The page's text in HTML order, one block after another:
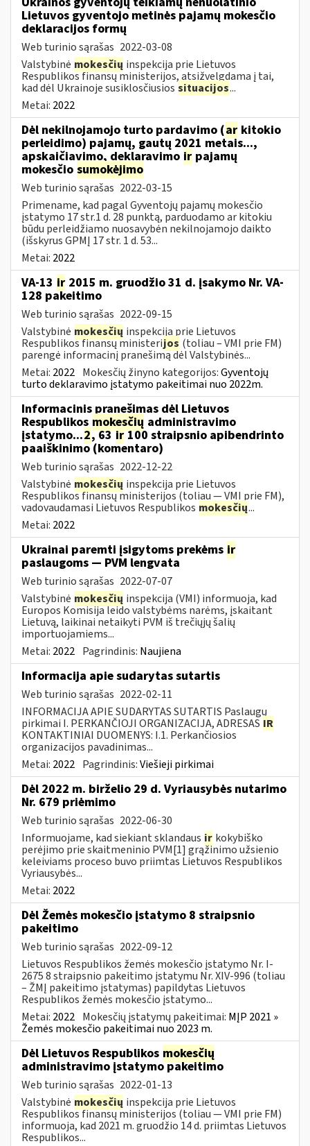
Lietuvos gyventojo metinės pajamų mokesčio
deklaracijos formų
Web turinio sąrašas 2022-03-08
Valstybinė mokesčių inspekcija prie Lietuvos
Respublikos finansų ministerijos, atsižvelgdama į tai,
kad dėl Ukrainoje susiklosčiusios situacijos...
Metai: 2022
Dėl nekilnojamojo turto pardavimo (ar kitokio
perleidimo) pajamų, gautų 2021 metais...,
apskaičiavimo, deklaravimo ir pajamų
mokesčio sumokėjimo
Web turinio sąrašas 2022-03-15
Primename, kad pagal Gyventojų pajamų mokesčio
įstatymo 17 str.1 d. 28 punktą, parduodamo ar kitokiu
būdu perleidžiamo nuosavybėn nekilnojamojo daikto
(išskyrus GPMĮ 17 str. 1 d. 53...
Metai: 2022
VA-13 ir 2015 m. gruodžio 31 d. įsakymo Nr. VA-
128 pakeitimo
Web turinio sąrašas 2022-09-15
Valstybinė mokesčių inspekcija prie Lietuvos
Respublikos finansų ministerijos (toliau – VMI prie FM)
parengė informacinį pranešimą dėl Valstybinės...
Metai: 2022 Mokesčių žinyno kategorijos:Gyventojų
turto deklaravimo įstatymo pakeitimai nuo 2022m.
Informacinis pranešimas dėl Lietuvos
Respublikos mokesčių administravimo
įstatymo...2, 63ir100 straipsnio apibendrinto
paaiškinimo (komentaro)
Web turinio sąrašas 2022-12-22
Valstybinė mokesčių inspekcija prie Lietuvos
Respublikos finansų ministerijos (toliau — VMI prie FM),
vadovaudamasi Lietuvos Respublikos mokesčių...
Metai: 2022
Ukrainai paremti įsigytoms prekėms ir
paslaugoms — PVM lengvata
Web turinio sąrašas 2022-07-07
Valstybinė mokesčių inspekcija (VMI) informuoja, kad
Europos Komisija leido valstybėms narėms, įskaitant
Lietuvą, laikinai netaikyti PVM iš trečiųjų šalių
importuojamiems...
Metai: 2022 Pagrindinis: Naujiena
Informacija apie sudarytas sutartis
Web turinio sąrašas 2022-02-11
INFORMACIJA APIE SUDARYTAS SUTARTIS Paslaugų
pirkimai I. PERKANČIOJI ORGANIZACIJA, ADRESAS IR
KONTAKTINIAI DUOMENYS: I.1. Perkančiosios
organizacijos pavadinimas...
Metai: 2022 Pagrindinis:Viešieji pirkimai
Dėl 2022 m. birželio 29 d. Vyriausybės nutarimo
Nr. 679 priėmimo
Web turinio sąrašas 2022-06-30
Informuojame, kad siekiant sklandaus ir kokybiško
perėjimo prie skaitmeninio PVM[1] grąžinimo užsienio
keleiviams proceso buvo priimtas Lietuvos Respublikos
Vyriausybės...
Metai: 2022
Dėl Žemės mokesčio įstatymo 8 straipsnio
pakeitimo
Web turinio sąrašas 2022-09-12
Lietuvos Respublikos žemės mokesčio įstatymo Nr. I-
2675 8 straipsnio pakeitimo įstatymu Nr. XIV-996 (toliau
– ŽMĮ pakeitimo įstatymas) papildytas Lietuvos
Respublikos žemės mokesčio įstatymo...
Metai: 2022 Mokesčių įstatymų pakeitimai: MĮP 2021 »
Žemės mokesčio pakeitimai nuo 2023 m.
Dėl Lietuvos Respublikos mokesčių
administravimo įstatymo pakeitimo
Web turinio sąrašas 2022-01-13
Valstybinė mokesčių inspekcija prie Lietuvos
Respublikos finansų ministerijos (toliau — VMI prie FM)
informuoja, kad 2021 m. gruodžio 14 d. priimtas Lietuvos
Respublikos...